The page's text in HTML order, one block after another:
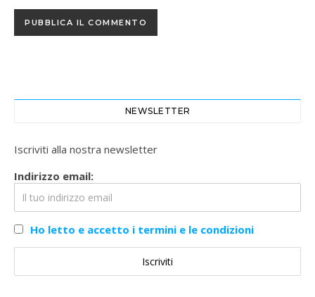
NEWSLETTER
Iscriviti alla nostra newsletter
Indirizzo email:
Ho letto e accetto i termini e le condizioni